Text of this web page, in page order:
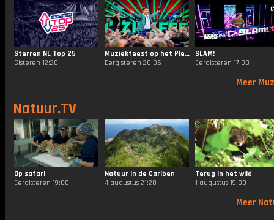
Sterren NL Top 25
Gisteren 12:20
Muziekfeest op het Plein
Eergisteren 20:35
SLAM!
Eergisteren 17:00
Meer
Natuur.TV
Op safari
Eergisteren 19:00
Natuur in de Cariben
4 augustus 21:20
Terug in het wild
1 augustus 19:00
Meer